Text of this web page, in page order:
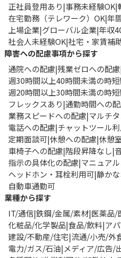
正社員登用あり 事務未経験OK
在宅勤務（テレワーク）OK 年
上場企業 グローバル企業 年収
社会人未経験OK 社宅・家賃補
障害への配慮事項から探す
通院への配慮 残業ゼロへの配慮
週30時間以上40時間未満の時
週20時間以上30時間未満の時
フレックスあり 通勤時間への
業務スピードへの配慮 マルチ
電話への配慮 チャットツール
定期面談可 休憩への配慮 休憩
車椅子への配慮 階段昇降なし
指示の具体化の配慮 マニュア
ヘッドホン・耳栓利用可 静か
自動車通勤可
業種から探す
IT/通信 鉄鋼/金属/素材 医薬品/
化粧品/化学製品 食品/飲料 ア
建設/不動産/住宅 流通/小売/外
電力/ガス/石油 メディア/広告/